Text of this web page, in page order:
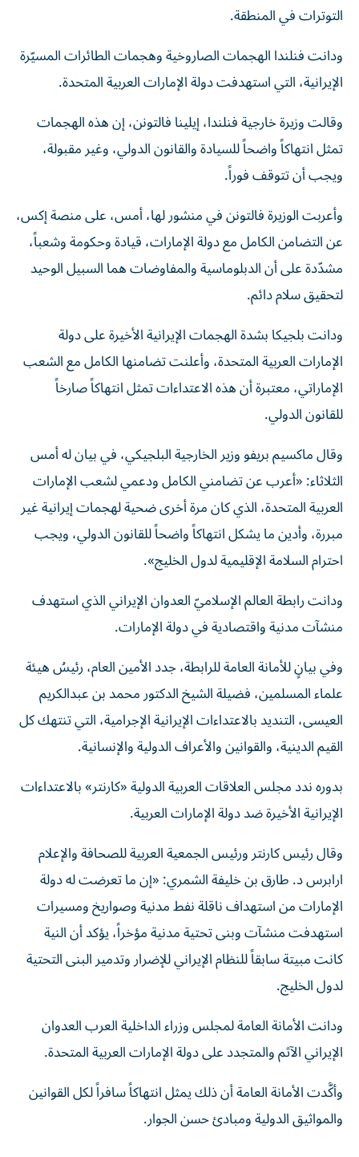
التوترات في المنطقة.
ودانت فنلندا الهجمات الصاروخية وهجمات الطائرات المسيّرة
الإيرانية، التي استهدفت دولة الإمارات العربية المتحدة.
وقالت وزيرة خارجية فنلندا، إيلينا فالتونن، إن هذه الهجمات
تمثل انتهاكاً واضحاً للسيادة والقانون الدولي، وغير مقبولة،
ويجب أن تتوقف فوراً.
وأعربت الوزيرة فالتونن في منشور لها، أمس، على منصة إكس،
عن التضامن الكامل مع دولة الإمارات، قيادة وحكومة وشعباً،
مشدّدة على أن الدبلوماسية والمفاوضات هما السبيل الوحيد
لتحقيق سلام دائم.
ودانت بلجيكا بشدة الهجمات الإيرانية الأخيرة على دولة
الإمارات العربية المتحدة، وأعلنت تضامنها الكامل مع الشعب
الإماراتي، معتبرة أن هذه الاعتداءات تمثل انتهاكاً صارخاً
للقانون الدولي.
وقال ماكسيم بريفو وزير الخارجية البلجيكي، في بيان له أمس
الثلاثاء: «أعرب عن تضامني الكامل ودعمي لشعب الإمارات
العربية المتحدة، الذي كان مرة أخرى ضحية لهجمات إيرانية غير
مبررة، وأدين ما يشكل انتهاكاً واضحاً للقانون الدولي، ويجب
احترام السلامة الإقليمية لدول الخليج».
ودانت رابطة العالم الإسلاميّ العدوان الإيراني الذي استهدف
منشآت مدنية واقتصادية في دولة الإمارات.
وفي بيانٍ للأمانة العامة للرابطة، جدد الأمين العام، رئيسُ هيئة
علماء المسلمين، فضيلة الشيخ الدكتور محمد بن عبدالكريم
العيسى، التنديد بالاعتداءات الإيرانية الإجرامية، التي تنتهك كل
القيم الدينية، والقوانين والأعراف الدولية والإنسانية.
بدوره ندد مجلس العلاقات العربية الدولية «كارنتر» بالاعتداءات
الإيرانية الأخيرة ضد دولة الإمارات العربية.
وقال رئيس كارنتر ورئيس الجمعية العربية للصحافة والإعلام
ارابرس د. طارق بن خليفة الشمري: «إن ما تعرضت له دولة
الإمارات من استهداف ناقلة نفط مدنية وصواريخ ومسيرات
استهدفت منشآت وبنى تحتية مدنية مؤخراً، يؤكد أن النية
كانت مبيتة سابقاً للنظام الإيراني للإضرار وتدمير البنى التحتية
لدول الخليج.
ودانت الأمانة العامة لمجلس وزراء الداخلية العرب العدوان
الإيراني الآثم والمتجدد على دولة الإمارات العربية المتحدة.
وأكَّدت الأمانة العامة أن ذلك يمثل انتهاكاً سافراً لكل القوانين
والمواثيق الدولية ومبادئ حسن الجوار.